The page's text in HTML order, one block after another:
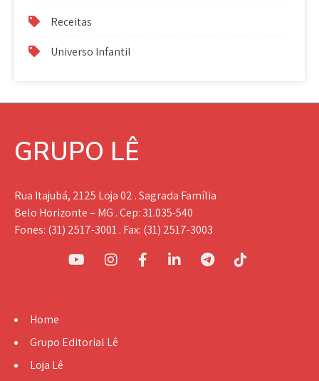
Receitas
Universo Infantil
GRUPO LÊ
Rua Itajubá, 2125 Loja 02 . Sagrada Família
Belo Horizonte – MG . Cep: 31.035-540
Fones: (31) 2517-3001 . Fax: (31) 2517-3003
Home
Grupo Editorial Lê
Loja Lê